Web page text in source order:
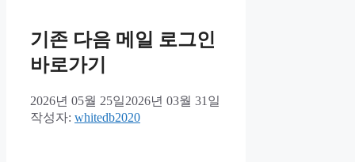
기존 다음 메일 로그인
바로가기
2026년 05월 25일2026년 03월 31일
작성자: whitedb2020